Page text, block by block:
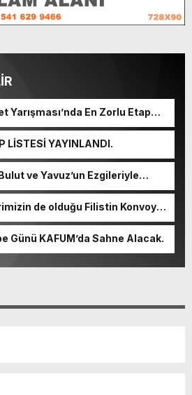
Yarışması’nda En Zorlu Etap
LİSTESİ YAYINLANDI.
ve Yavuz’un Ezgileriyle
de olduğu Filistin Konvoyu,
Günü KAFUM’da Sahne Alacak.